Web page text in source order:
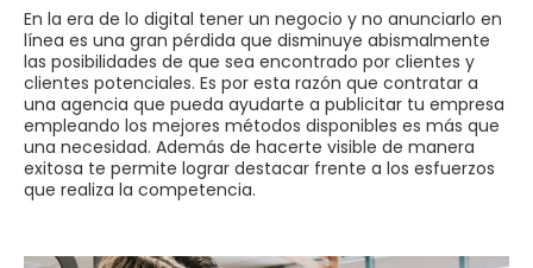
En la era de lo digital tener un negocio y no anunciarlo en
línea es una gran pérdida que disminuye abismalmente
las posibilidades de que sea encontrado por clientes y
clientes potenciales. Es por esta razón que contratar a
una agencia que pueda ayudarte a publicitar tu empresa
empleando los mejores métodos disponibles es más que
una necesidad. Además de hacerte visible de manera
exitosa te permite lograr destacar frente a los esfuerzos
que realiza la competencia.